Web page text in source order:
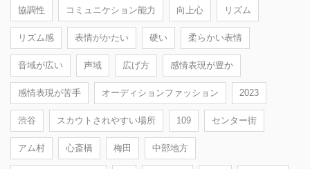
協調性 コミュニケション能力 向上心 リズム
リズム感 表情がかたい 硬い 柔らかい表情
音域が広い 声域 広げ方 感情表現が豊か
感情表現が苦手 オーディションファッション 2023
渋谷 スカウトされやすい場所 109 センター街
アム村 心斎橋 梅田 中部地方